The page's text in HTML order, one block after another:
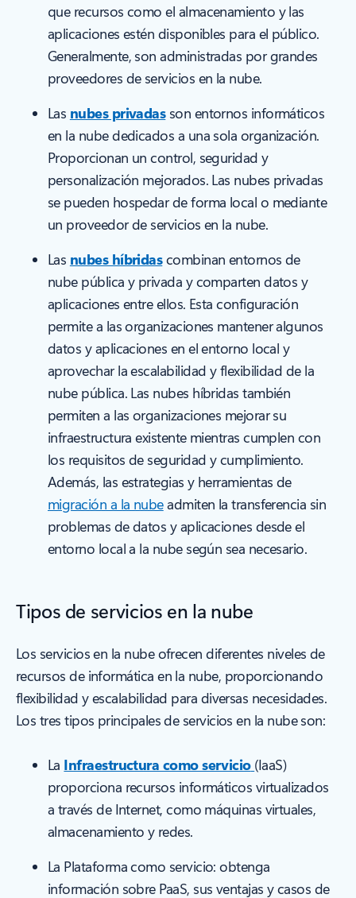
que recursos como el almacenamiento y las
aplicaciones estén disponibles para el público.
Generalmente, son administradas por grandes
proveedores de servicios en la nube.
Las nubes privadasson entornos informáticos
en la nube dedicados a una sola organización.
Proporcionan un control, seguridad y
personalización mejorados. Las nubes privadas
se pueden hospedar de forma local o mediante
un proveedor de servicios en la nube.
Las nubes híbridascombinan entornos de
nube pública y privada y comparten datos y
aplicaciones entre ellos. Esta configuración
permite a las organizaciones mantener algunos
datos y aplicaciones en el entorno local y
aprovechar la escalabilidad y flexibilidad de la
nube pública. Las nubes híbridas también
permiten a las organizaciones mejorar su
infraestructura existente mientras cumplen con
los requisitos de seguridad y cumplimiento.
Además, las estrategias y herramientas de
migración a la nubeadmiten la transferencia sin
problemas de datos y aplicaciones desde el
entorno local a la nube según sea necesario.
Tipos de servicios en la nube
Los servicios en la nube ofrecen diferentes niveles de
recursos de informática en la nube, proporcionando
flexibilidad y escalabilidad para diversas necesidades.
Los tres tipos principales de servicios en la nube son:
La Infraestructura como servicio (IaaS)
proporciona recursos informáticos virtualizados
a través de Internet, como máquinas virtuales,
almacenamiento y redes.
La Plataforma como servicio: obtenga
información sobre PaaS, sus ventajas y casos de